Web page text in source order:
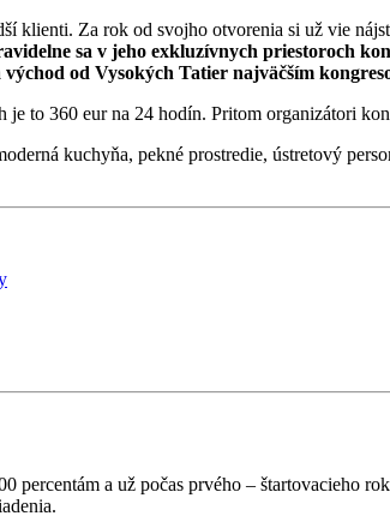
klienti. Za rok od svojho otvorenia si už vie
sa v jeho exkluzívnych priestoroch
od Vysokých Tatier najväčším
to 360 eur na 24 hodín. Pritom organizátori
kuchyňa, pekné prostredie, ústretový
percentám a už počas prvého – štartovacieho